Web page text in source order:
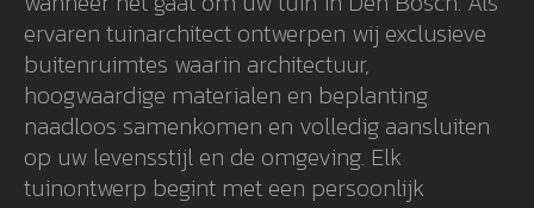
ervaren tuinarchitect ontwerpen wij exclusieve
buitenruimtes waarin architectuur,
hoogwaardige materialen en beplanting
naadloos samenkomen en volledig aansluiten
op uw levensstijl en de omgeving. Elk
tuinontwerp begint met een persoonlijk